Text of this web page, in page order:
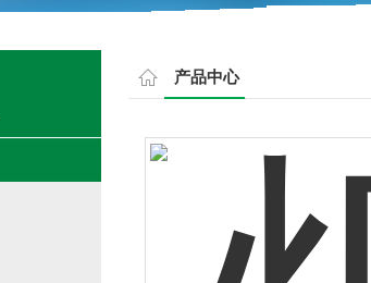
产品中心